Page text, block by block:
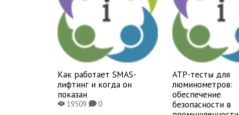
Как работает SMAS-
лифтинг и когда он
показан
X19509K0
ATP-тесты для
люминометров:
обеспечение
безопасности в